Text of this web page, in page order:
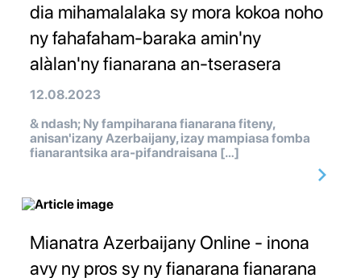
dia mihamalalaka sy mora kokoa noho
ny fahafaham-baraka amin'ny
alàlan'ny fianarana an-tserasera
12.08.2023
& ndash; Ny fampiharana fianarana fiteny,
anisan'izany Azerbaijany, izay mampiasa fomba
fianarantsika ara-pifandraisana […]
Mianatra Azerbaijany Online - inona
avy ny pros sy ny fianarana fianarana